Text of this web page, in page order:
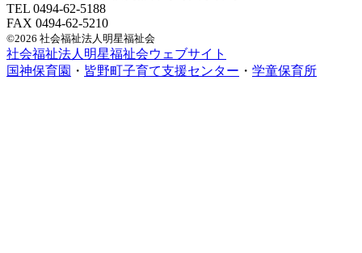
TEL 0494-62-5188
FAX 0494-62-5210
©2026 社会福祉法人明星福祉会
社会福祉法人明星福祉会ウェブサイト
国神保育園 ・ 皆野町子育て支援センター ・ 学童保育所